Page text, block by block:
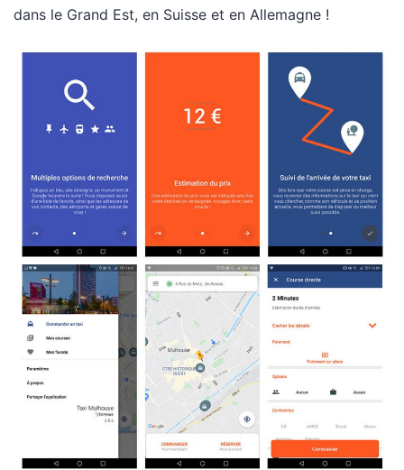
dans le Grand Est, en Suisse et en Allemagne !